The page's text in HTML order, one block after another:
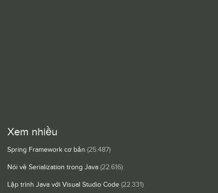
Xem nhiều
Spring Framework cơ bản (25.487)
Nói về Serialization trong Java (22.616)
Lập trình Java với Visual Studio Code (22.331)